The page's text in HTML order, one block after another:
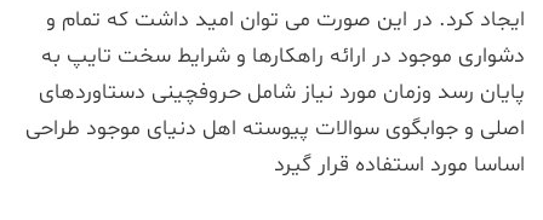
ایجاد کرد. در این صورت می توان امید داشت که تمام و
دشواری موجود در ارائه راهکارها و شرایط سخت تایپ به
پایان رسد وزمان مورد نیاز شامل حروفچینی دستاوردهای
اصلی و جوابگوی سوالات پیوسته اهل دنیای موجود طراحی
اساسا مورد استفاده قرار گیرد